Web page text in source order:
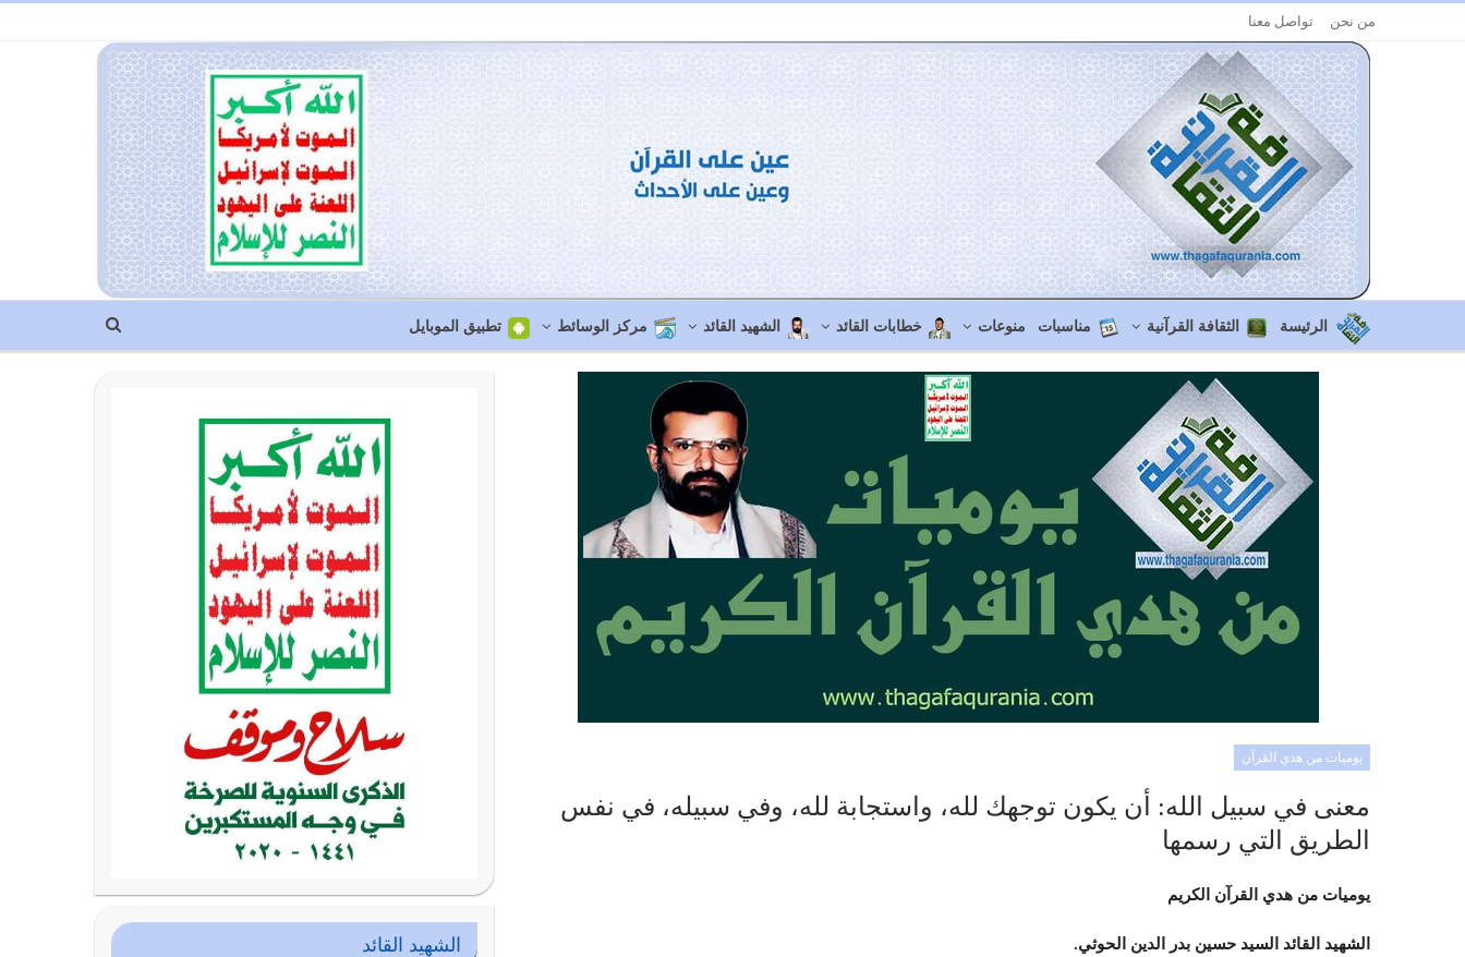
من نحن تواصل معنا
الرئيسة الثقافة القرآنية مناسبات منوعات خطابات القائد الشهيد القائد مركز الوسائط تطبيق الموبايل
يوميات من هدي القرآن
معنى في سبيل الله: أن يكون توجهك لله، واستجابة لله، وفي سبيله، في نفس
الطريق التي رسمها
يوميات من هدي القرآن الكريم
الشهيد القائد السيد حسين بدر الدين الحوثي. الشهيد القائد